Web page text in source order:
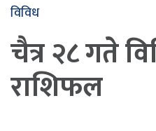
विविध
चैत्र २८ गते
राशिफल